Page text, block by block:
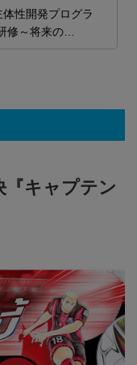
性開発プログラ
修～将来の…
『キャプテン